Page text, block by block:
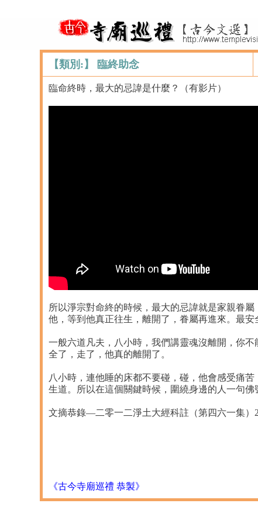
【類別:】 臨終助念
臨命終時，最大的忌諱是什麼？（有影片）
所以淨宗對命終的時候，最大的忌諱就是家親眷
他，等到他真正往生，離開了，眷屬再進來。最安
一般六道凡夫，八小時，我們講靈魂沒離開，你
全了，走了，他真的離開了。
八小時，連他睡的床都不要碰，碰，他會感受痛
生道。所以在這個關鍵時候，圍繞身邊的人一句
文摘恭錄—二零一二淨土大經科註（第四六一集）
《古今寺廟巡禮 恭製》